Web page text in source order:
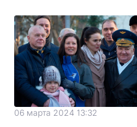
06 марта 2024 13:32